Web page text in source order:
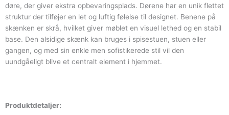
døre, der giver ekstra opbevaringsplads. Dørene har en unik flettet
struktur der tilføjer en let og luftig følelse til designet. Benene på
skænken er skrå, hvilket giver møblet en visuel lethed og en stabil
base. Den alsidige skænk kan bruges i spisestuen, stuen eller
gangen, og med sin enkle men sofistikerede stil vil den
uundgåeligt blive et centralt element i hjemmet.
Produktdetaljer: